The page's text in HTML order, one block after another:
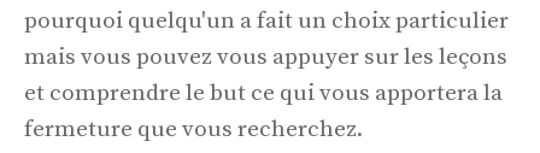
pourquoi quelqu'un a fait un choix particulier
mais vous pouvez vous appuyer sur les leçons
et comprendre le but ce qui vous apportera la
fermeture que vous recherchez.